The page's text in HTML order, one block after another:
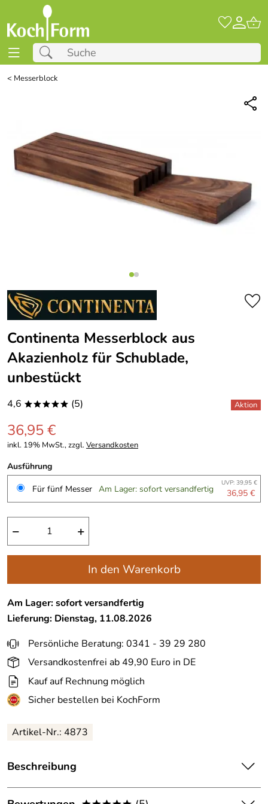
< Messerblock
Continenta Messerblock aus
Akazienholz für Schublade,
unbestückt
4,6 ***** (5)
36,95 €
inkl. 19% MwSt., zzgl.Versandkosten
Ausführung
Für fünf Messer Am Lager: sofort versandfertig UVP: 39,95 €
36,95 €
− +
In den Warenkorb
Am Lager: sofort versandfertig
Lieferung: Dienstag, 11.08.2026
Persönliche Beratung: 0341 - 39 29 280
Versandkostenfrei ab 49,90 Euro in DE
Kauf auf Rechnung möglich
Sicher bestellen bei KochForm
Artikel-Nr.: 4873
Beschreibung
ContinentaMesserblockaus Akazienholz für Schublade,